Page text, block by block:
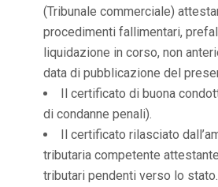
(Tribunale commerciale)
procedimenti fallimentari,
liquidazione in corso, non
data di pubblicazione del
Il certificato di buona
di condanne penali).
Il certificato rilasciato
tributaria competente
tributari pendenti verso lo stato.
*
*